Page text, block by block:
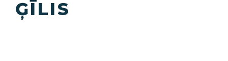
ĢĪLIS